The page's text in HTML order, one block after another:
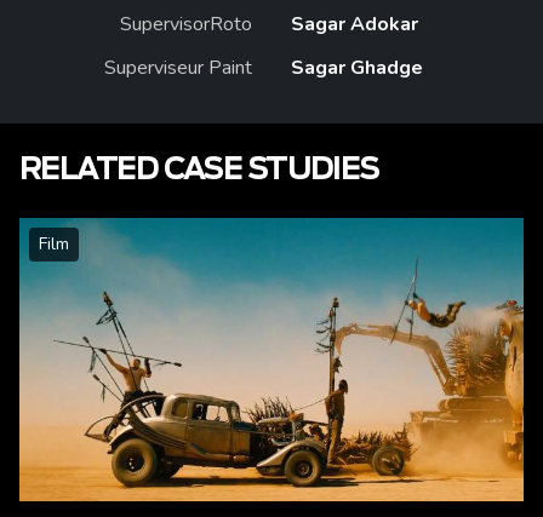
SupervisorRoto
Sagar Adokar
Superviseur Paint
Sagar Ghadge
RELATED CASE STUDIES
Film